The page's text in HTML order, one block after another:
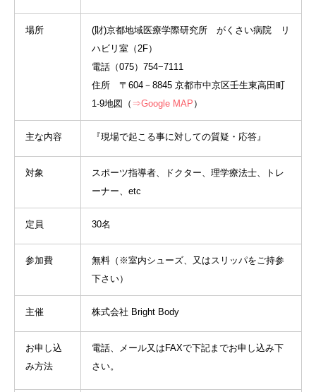
場所
(財)京都地域医療学際研究所 がくさい病院 リ
ハビリ室（2F）
電話（075）754−7111
住所 〒604－8845 京都市中京区壬生東高田町
1-9地図（ ⇒Google MAP ）
主な内容 『現場で起こる事に対しての質疑・応答』
対象
スポーツ指導者、ドクター、理学療法士、トレ
ーナー、etc
定員 30名
参加費
無料（※室内シューズ、又はスリッパをご持参
下さい）
主催 株式会社 Bright Body
お申し込
み方法
電話、メール又はFAXで下記までお申し込み下
さい。